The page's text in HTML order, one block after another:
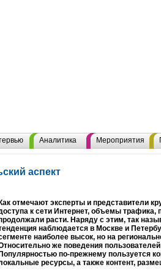
Аналитика Мероприятия
аспект
Как отмечают эксперты и представители
к сети Интернет, объемы
расти. Наряду с этим, так
наблюдается в Москве и
наиболее высок, но на
же поведения
Популярностью по-прежнему пользуется
ресурсы, а также контент,